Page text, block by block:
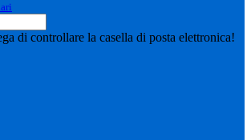
di controllare la casella di posta elettronica!